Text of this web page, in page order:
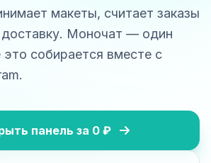
макеты, считает заказы
Моночат — один
это собирается вместе с
панель за 0 ₽